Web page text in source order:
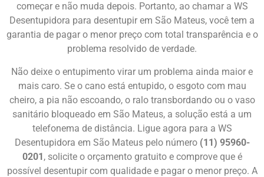
começar e não muda depois. Portanto, ao chamar a WS
Desentupidora para desentupir em São Mateus, você tem a
garantia de pagar o menor preço com total transparência e o
problema resolvido de verdade.
Não deixe o entupimento virar um problema ainda maior e
mais caro. Se o cano está entupido, o esgoto com mau
cheiro, a pia não escoando, o ralo transbordando ou o vaso
sanitário bloqueado em São Mateus, a solução está a um
telefonema de distância. Ligue agora para a WS
Desentupidora em São Mateus pelo número (11) 95960-
0201, solicite o orçamento gratuito e comprove que é
possível desentupir com qualidade e pagar o menor preço. A